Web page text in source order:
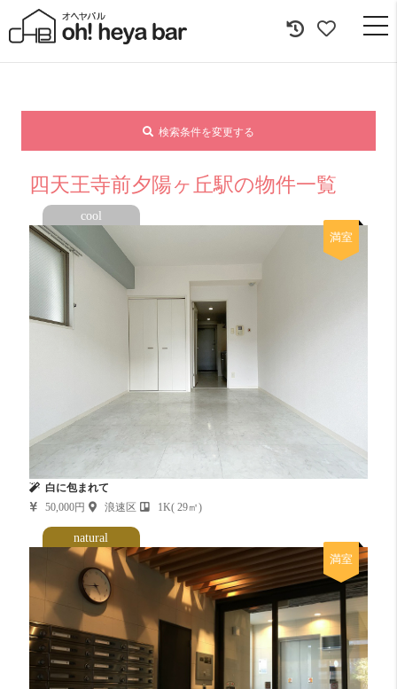
検索条件を変更する
四天王寺前夕陽ヶ丘駅の物件一覧
cool
満室
白に包まれて
50,000円
浪速区 1K( 29㎡)
natural
満室